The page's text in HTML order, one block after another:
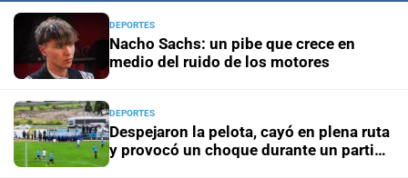
están bajo alerta amarilla por temperaturas bajas
AniversarioEl Litoral cumplió 108 años y celebró la
DEPORTES
Nacho Sachs: un pibe que crece en
medio del ruido de los motores
DEPORTES
Despejaron la pelota, cayó en plena ruta
y provocó un choque durante un partido